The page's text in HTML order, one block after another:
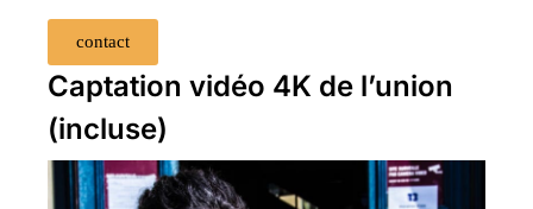
contact
Captation vidéo 4K de l’union
(incluse)